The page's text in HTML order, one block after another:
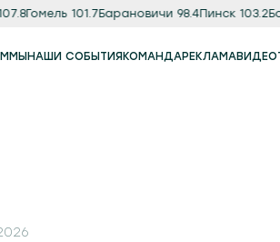
Гомель 101.7Барановичи 98.4Пинск 103.2
НАШИ СОБЫТИЯ КОМАНДАРЕКЛАМАВИДЕО